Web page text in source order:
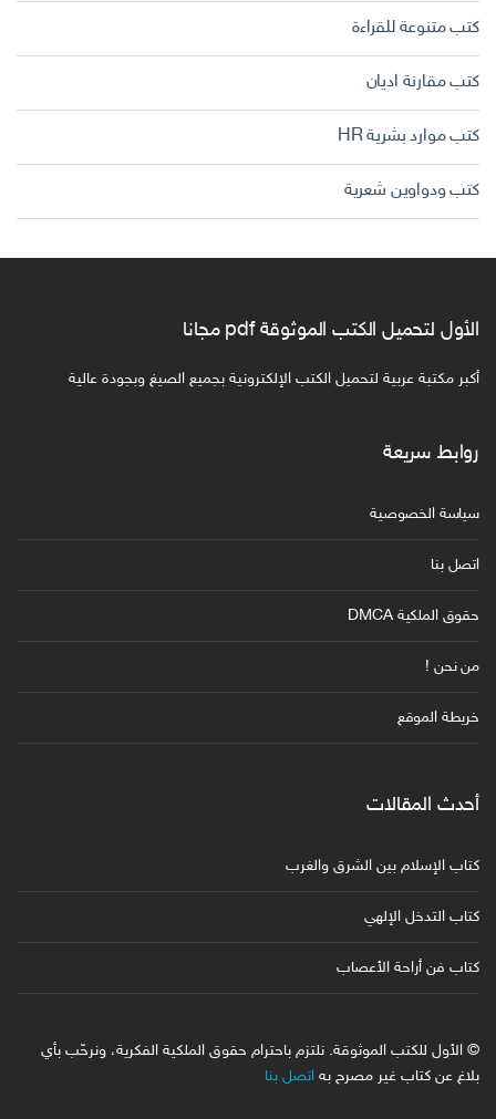
كتب متنوعة للقراءة
كتب مقارنة اديان
كتب موارد بشرية HR
كتب ودواوين شعرية
الأول لتحميل الكتب الموثوقة pdf مجانا
أكبر مكتبة عربية لتحميل الكتب الإلكترونية بجميع الصيغ وبجودة عالية
روابط سريعة
سياسة الخصوصية
اتصل بنا
حقوق الملكية DMCA
من نحن !
خريطة الموقع
أحدث المقالات
كتاب الإسلام بين الشرق والغرب
كتاب التدخل الإلهي
كتاب فن أراحة الأعصاب
© الأول للكتب الموثوقة. نلتزم باحترام حقوق الملكية الفكرية، ونرحّب بأي
بلاغ عن كتاب غير مصرح به اتصل بنا